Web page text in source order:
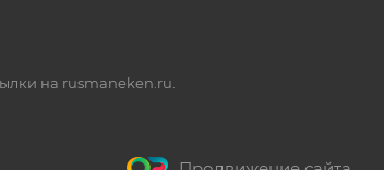
на rusmaneken.ru.